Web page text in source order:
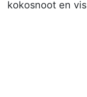
kokosnoot en